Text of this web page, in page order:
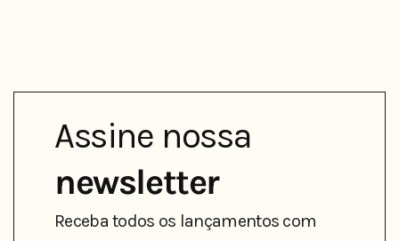
Assine nossa
newsletter
Receba todos os lançamentos com